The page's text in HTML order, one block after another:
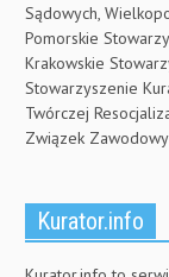
Sądowych,
Pomorskie
Krakowskie
Stowarzyszenie
Twórczej
Związek
Kurator.info